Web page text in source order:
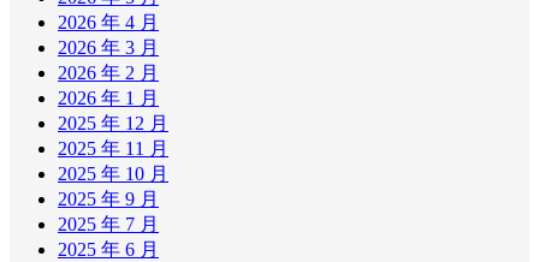
2026 年 4 月
2026 年 3 月
2026 年 2 月
2026 年 1 月
2025 年 12 月
2025 年 11 月
2025 年 10 月
2025 年 9 月
2025 年 7 月
2025 年 6 月